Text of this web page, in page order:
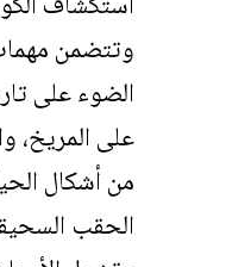
وتتضمن
الضوء على
على
من أشكال
الحقب